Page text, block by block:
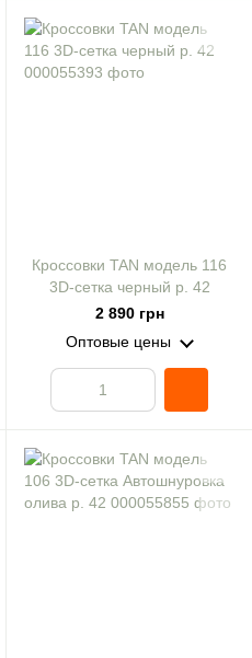
Кроссовки TAN модель 116
3D-сетка черный р. 42
2 890 грн
Оптовые цены